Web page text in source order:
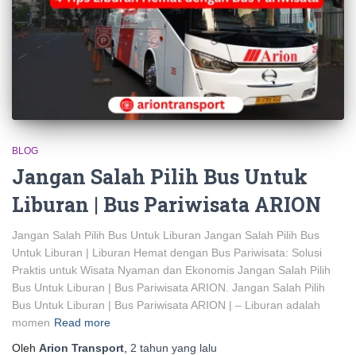
BLOG
Jangan Salah Pilih Bus Untuk
Liburan | Bus Pariwisata ARION
Jangan Salah Pilih Bus Untuk Liburan Jangan Salah Pilih Bus
Untuk Liburan | Liburan Hemat dengan Bus Pariwisata: Solusi
Praktis untuk Wisata Nyaman dan Ekonomis Jangan Salah Pilih
Bus Untuk Liburan | Bus Pariwisata ARION. Jangan Salah Pilih
Bus Untuk Liburan | Bus Pariwisata ARION | – Liburan adalah
momen Read more
Oleh Arion Transport 2 tahun yang lalu